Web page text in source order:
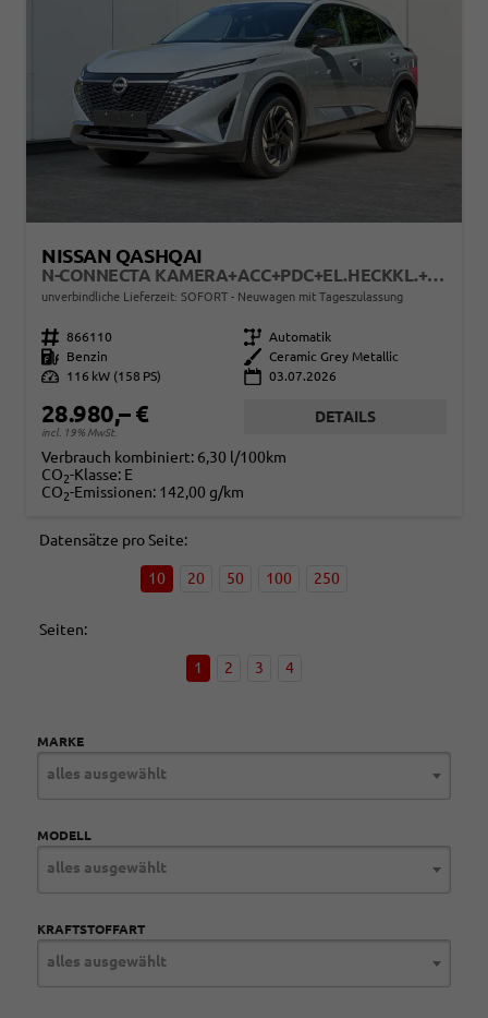
NISSAN QASHQAI
N-CONNECTA KAMERA+ACC+PDC+EL.HECKKL.+SHZ+LED
unverbindliche Lieferzeit: SOFORT Neuwagen mit Tageszulassung
Fahrzeugnr. 866110 Getriebe Automatik
Kraftstoff
Benzin Außenfarbe
Ceramic Grey Metallic
Leistung
116 kW (158 PS) 03.07.2026
28.980,– €
incl. 19% MwSt.
DETAILS
Verbrauch kombiniert: 6,30 l/100km
CO2-Klasse: E
CO2-Emissionen: 142,00 g/km
Datensätze pro Seite:
10 20 50 100 250
Seiten:
1 2 3 4
MARKE
alles ausgewählt
MODELL
alles ausgewählt
KRAFTSTOFFART
alles ausgewählt